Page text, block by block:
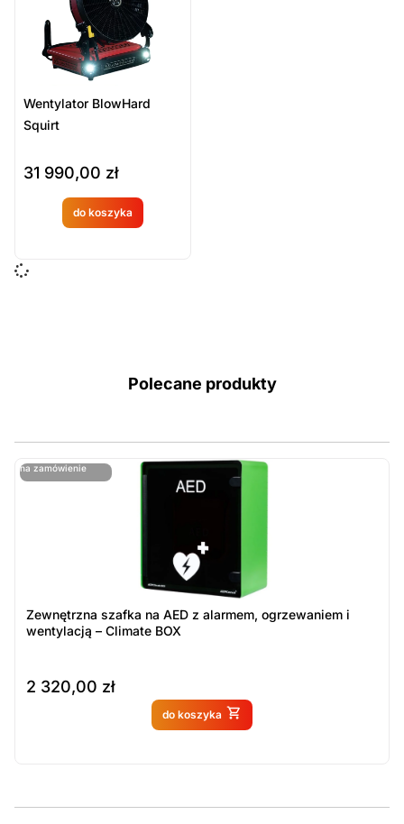
Wentylator BlowHard
Squirt
31 990,00 zł
do koszyka
Produkt
dostępny
Polecane produkty
na zamówienie
ostatnie sztuki
Zewnętrzna szafka na AED z alarmem, ogrzewaniem i
wentylacją – Climate BOX
2 320,00 zł
do koszyka
Produkt dostępny na